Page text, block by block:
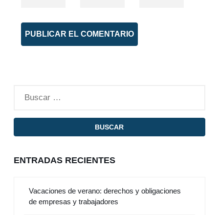
ENTRADAS RECIENTES
Vacaciones de verano: derechos y obligaciones
de empresas y trabajadores